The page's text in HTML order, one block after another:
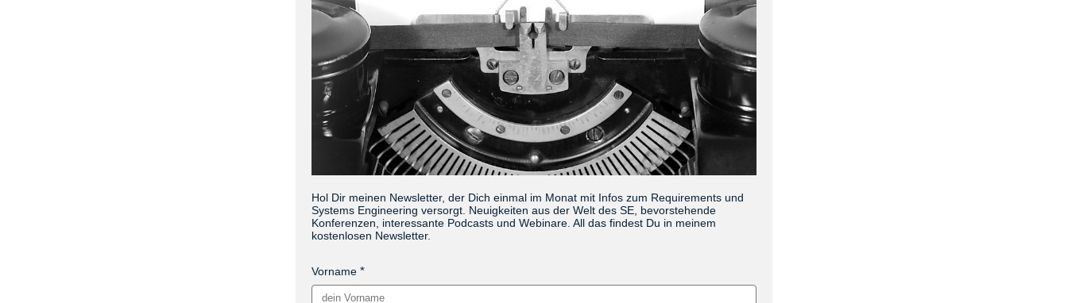
Hol Dir meinen Newsletter, der Dich einmal im Monat mit Infos zum Requirements und
Systems Engineering versorgt. Neuigkeiten aus der Welt des SE, bevorstehende
Konferenzen, interessante Podcasts und Webinare. All das findest Du in meinem
kostenlosen Newsletter.
Vorname